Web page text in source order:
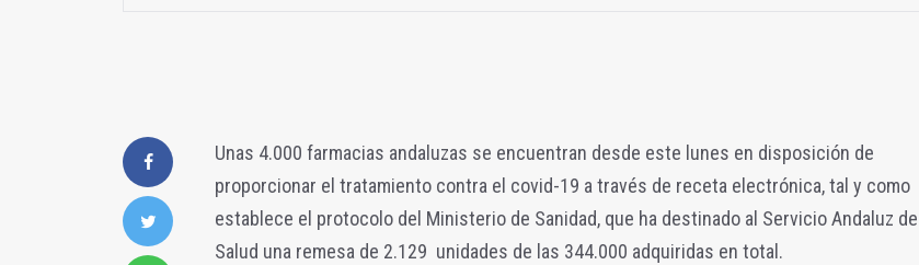
Unas 4.000 farmacias andaluzas se encuentran desde este lunes en disposición de
proporcionar el tratamiento contra el covid-19 a través de receta electrónica, tal y como
establece el protocolo del Ministerio de Sanidad, que ha destinado al Servicio Andaluz de
Salud una remesa de 2.129 unidades de las 344.000 adquiridas en total.